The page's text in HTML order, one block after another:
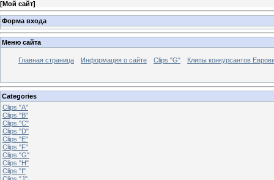
[Мой сайт]
Форма входа
Меню сайта
Главная страница Информация о сайте Clips "G" Клипы конкурсантов
Categories
Clips "A"
Clips "B"
Clips "C"
Clips "D"
Clips "E"
Clips "F"
Clips "G"
Clips "H"
Clips "I"